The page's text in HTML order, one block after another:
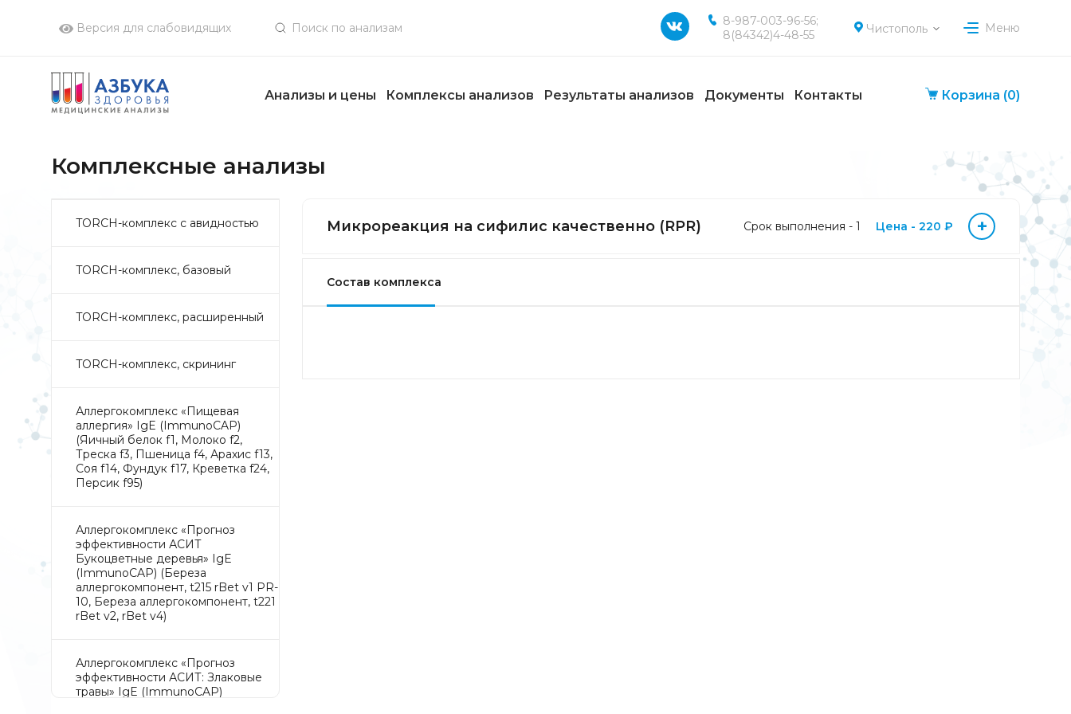
Версия для слабовидящих
8-987-003-96-56;
8(84342)4-48-55
Чистополь Меню
Анализы и цены Комплексы анализов Результаты анализов Документы Контакты Корзина (0)
Комплексные анализы
TORCH-комплекс с авидностью
TORCH-комплекс, базовый
TORCH-комплекс, расширенный
TORCH-комплекс, скрининг
Аллергокомплекс «Пищевая
аллергия» IgE (ImmunoCAP)
(Яичный белок f1, Молоко f2,
Треска f3, Пшеница f4, Арахис f13,
Соя f14, Фундук f17, Креветка f24,
Персик f95)
Аллергокомплекс «Прогноз
эффективности АСИТ
Букоцветные деревья» IgE
(ImmunoCAP) (Береза
аллергокомпонент, t215 rBet v1 PR-
10, Береза аллергокомпонент, t221
rBet v2, rBet v4)
Аллергокомплекс «Прогноз
эффективности АСИТ: Злаковые
травы» IgE (ImmunoCAP)
Микрореакция на сифилис качественно (RPR) Срок выполнения - 1 Цена - 220 ₽ +
Состав комплекса